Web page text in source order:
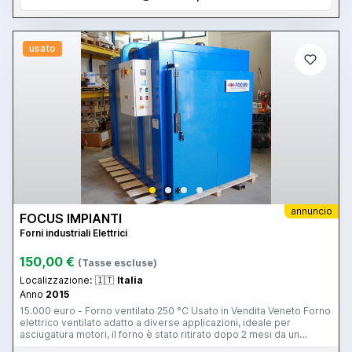
usato
annuncio
FOCUS IMPIANTI
Forni industriali Elettrici
150,00 € (Tasse escluse)
Localizzazione: 🇮🇹 Italia
Anno 2015
15.000 euro - Forno ventilato 250 °C Usato in Vendita Veneto Forno
elettrico ventilato adatto a diverse applicazioni, ideale per
asciugatura motori, il forno è stato ritirato dopo 2 mesi da un
cliente insolvente. Assorbimento 24 kW ma con il modulo integrato